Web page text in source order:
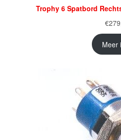
Trophy 6 Spatbord
€
Meer